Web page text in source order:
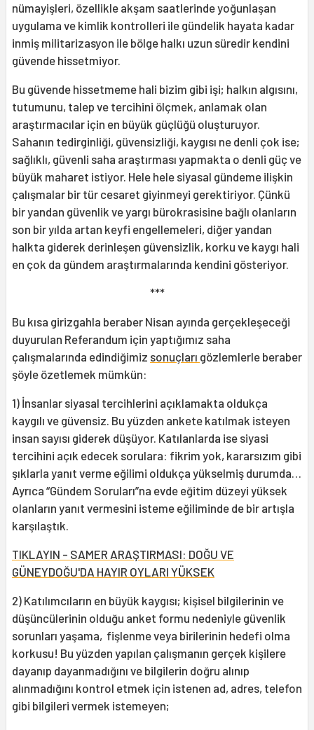
nümayişleri, özellikle akşam saatlerinde yoğunlaşan
uygulama ve kimlik kontrolleri ile gündelik hayata kadar
inmiş militarizasyon ile bölge halkı uzun süredir kendini
güvende hissetmiyor.
Bu güvende hissetmeme hali bizim gibi işi; halkın algısını,
tutumunu, talep ve tercihini ölçmek, anlamak olan
araştırmacılar için en büyük güçlüğü oluşturuyor.
Sahanın tedirginliği, güvensizliği, kaygısı ne denli çok ise;
sağlıklı, güvenli saha araştırması yapmakta o denli güç ve
büyük maharet istiyor. Hele hele siyasal gündeme ilişkin
çalışmalar bir tür cesaret giyinmeyi gerektiriyor. Çünkü
bir yandan güvenlik ve yargı bürokrasisine bağlı olanların
son bir yılda artan keyfi engellemeleri, diğer yandan
halkta giderek derinleşen güvensizlik, korku ve kaygı hali
en çok da gündem araştırmalarında kendini gösteriyor.
***
Bu kısa girizgahla beraber Nisan ayında gerçekleşeceği
duyurulan Referandum için yaptığımız saha
çalışmalarında edindiğimiz sonuçları gözlemlerle beraber
şöyle özetlemek mümkün:
1) İnsanlar siyasal tercihlerini açıklamakta oldukça
kaygılı ve güvensiz. Bu yüzden ankete katılmak isteyen
insan sayısı giderek düşüyor. Katılanlarda ise siyasi
tercihini açık edecek sorulara: fikrim yok, kararsızım gibi
şıklarla yanıt verme eğilimi oldukça yükselmiş durumda…
Ayrıca “Gündem Soruları”na evde eğitim düzeyi yüksek
olanların yanıt vermesini isteme eğiliminde de bir artışla
karşılaştık.
TIKLAYIN - SAMER ARAŞTIRMASI: DOĞU VE
GÜNEYDOĞU'DA HAYIR OYLARI YÜKSEK
2) Katılımcıların en büyük kaygısı; kişisel bilgilerinin ve
düşüncülerinin olduğu anket formu nedeniyle güvenlik
sorunları yaşama, fişlenme veya birilerinin hedefi olma
korkusu! Bu yüzden yapılan çalışmanın gerçek kişilere
dayanıp dayanmadığını ve bilgilerin doğru alınıp
alınmadığını kontrol etmek için istenen ad, adres, telefon
gibi bilgileri vermek istemeyen;